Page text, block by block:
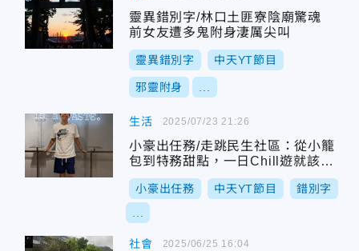
靈異錯別字/林口土匪寮陰廟驚魂
前女友遭多鬼附身淒厲尖叫
靈異錯別字 中天YT節目
邪靈附身
生活
小豪出任務/走跳民生社區：從小籠
包到特務甜點，一日Chill遊就該這
樣玩！
小豪出任務 中天YT節目 錯別字
2025/07/23 21:26
社會 2025/06/25 16:04